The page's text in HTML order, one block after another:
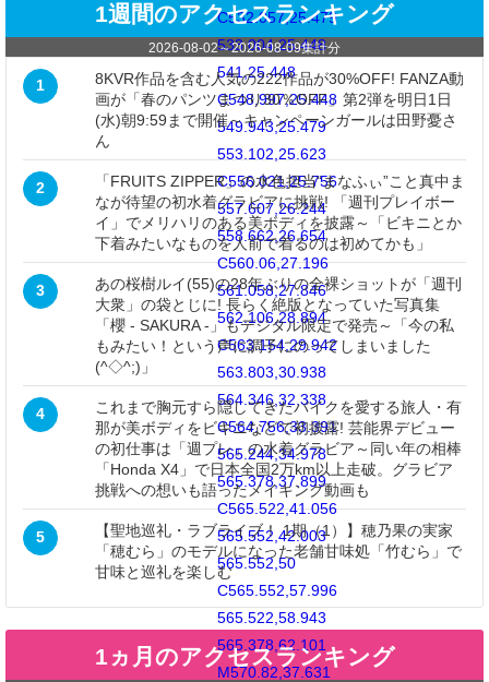
C532.057,25.479
533.004,25.448
541,25.448
C548.997,25.448
549.943,25.479
553.102,25.623
C556.021,25.756
557.607,26.244
558.662,26.654
C560.06,27.196
561.058,27.846
562.106,28.894
C563.154,29.942
563.803,30.938
564.346,32.338
C564.756,33.391
565.244,34.978
565.378,37.899
C565.522,41.056
565.552,42.003
565.552,50
C565.552,57.996
565.522,58.943
565.378,62.101
M570.82,37.631
1週間のアクセスランキング
2026-08-02～2026-08-09集計分
1
8KVR作品を含む人気の222作品が30%OFF! FANZA動
画が「春のパンツまつり30％OFF」第2弾を明日1日
(水)朝9:59まで開催～キャンペーンガールは田野憂さ
ん
2
「FRUITS ZIPPER」の水色担当“まなふぃ”こと真中ま
なが待望の初水着グラビアに挑戦! 「週刊プレイボー
イ」でメリハリのある美ボディを披露～「ビキニとか
下着みたいなものを人前で着るのは初めてかも」
3
あの桜樹ルイ(55)の28年ぶりの全裸ショットが「週刊
大衆」の袋とじに! 長らく絶版となっていた写真集
「櫻 - SAKURA -」もデジタル限定で発売～「今の私
もみたい！という声に調子にのってしまいました
(^◇^;)」
4
これまで胸元すら隠してきたバイクを愛する旅人・有
那が美ボディをビキニなどで初披露! 芸能界デビュー
の初仕事は「週プレ」の水着グラビア～同い年の相棒
「Honda X4」で日本全国2万km以上走破。グラビア
挑戦への想いも語ったメイキング動画も
5
【聖地巡礼・ラブライブ！ 1期（1）】穂乃果の実家
「穂むら」のモデルになった老舗甘味処「竹むら」で
甘味と巡礼を楽しむ
1ヵ月のアクセスランキング